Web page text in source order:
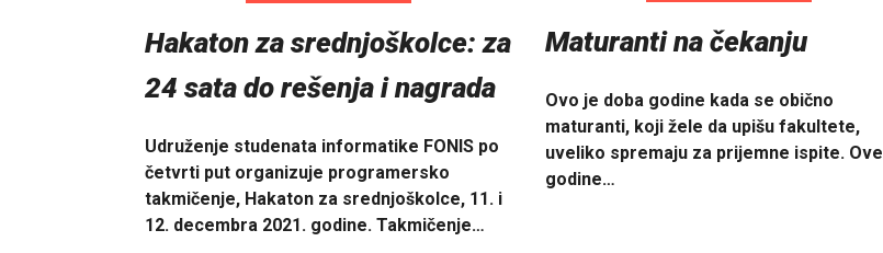
Hakaton za srednjoškolce: za
24 sata do rešenja i nagrada
Udruženje studenata informatike FONIS po
četvrti put organizuje programersko
takmičenje, Hakaton za srednjoškolce, 11. i
12. decembra 2021. godine. Takmičenje…
Maturanti na čekanju
Ovo je doba godine kada se obično
maturanti, koji žele da upišu fakultete,
uveliko spremaju za prijemne ispite. Ove
godine…